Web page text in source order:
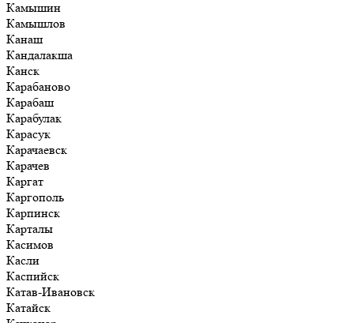
Камышин
Камышлов
Канаш
Кандалакша
Канск
Карабаново
Карабаш
Карабулак
Карасук
Карачаевск
Карачев
Каргат
Каргополь
Карпинск
Карталы
Касимов
Касли
Каспийск
Катав-Ивановск
Катайск